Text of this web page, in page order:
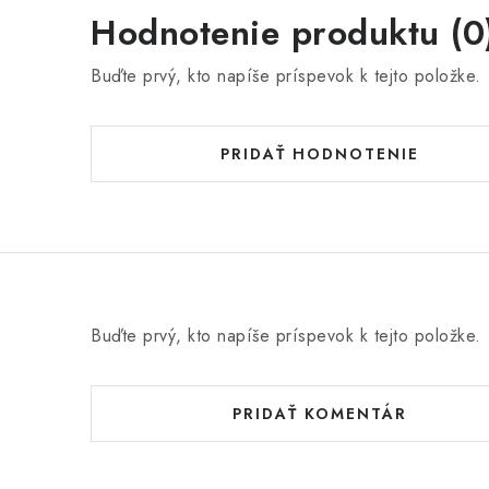
Hodnotenie produktu
Buďte prvý, kto napíše príspevok k tejto položke.
PRIDAŤ HODNOTENIE
Buďte prvý, kto napíše príspevok k tejto položke.
PRIDAŤ KOMENTÁR